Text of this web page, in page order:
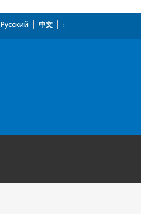
Русский 中文